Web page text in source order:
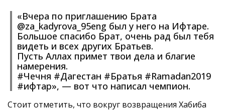
«Вчера по приглашению Брата
@za_kadyrova_95eng был у него на Ифтаре.
Большое спасибо Брат, очень рад был тебя
видеть и всех других Братьев.
Пусть Аллах примет твои дела и благие
намерения.
#Чечня #Дагестан #Братья #Ramadan2019
#ифтар», — вот что написал чемпион.
Стоит отметить, что вокруг возвращения Хабиба